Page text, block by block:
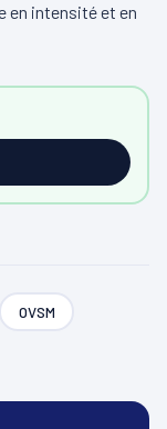
en intensité et en
OVSM